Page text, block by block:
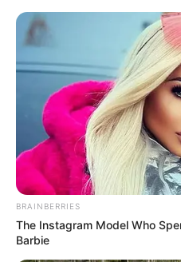
BRAINBERRIES
The Instagram Model Who
Barbie